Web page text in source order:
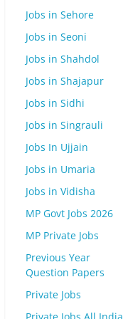
Jobs in Sehore
Jobs in Seoni
Jobs in Shahdol
Jobs in Shajapur
Jobs in Sidhi
Jobs in Singrauli
Jobs In Ujjain
Jobs in Umaria
Jobs in Vidisha
MP Govt Jobs 2026
MP Private Jobs
Previous Year
Question Papers
Private Jobs